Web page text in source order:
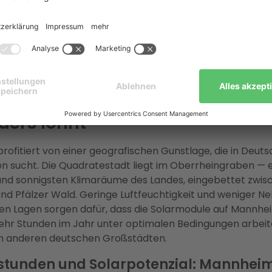
— übernimmt Planung, Netzanmeldung bei
und Installation durch geprüfte
aus der Metropolregion Rhein-Neckar.
sich Photovoltaik in
lohnt
von einer geografischen Gunstlage, die in
sucht. Die Quadratestadt liegt im Oberrheingraben —
sonnigsten Klimaräume des Landes, eingebettet
Pfälzer Wald. Geringe Luftfeuchtigkeit und weniger
Lagen sorgen dafür, dass die Solarmodule auf
Stunden im Jahr unter optimalen Bedingungen
anderen deutschen Großstädten.
und Solarpotenzial: